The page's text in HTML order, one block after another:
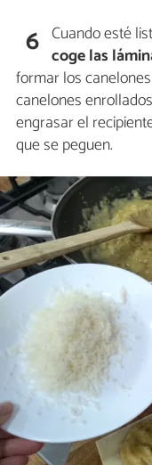
6 Cuando esté
coge las
formar los
canelones
engrasar el
que se peguen.